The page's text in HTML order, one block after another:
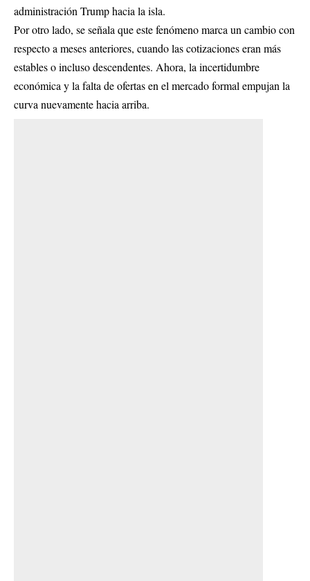
administración Trump hacia la isla.
Por otro lado, se señala que este fenómeno marca un cambio con
respecto a meses anteriores, cuando las cotizaciones eran más
estables o incluso descendentes. Ahora, la incertidumbre
económica y la falta de ofertas en el mercado formal empujan la
curva nuevamente hacia arriba.